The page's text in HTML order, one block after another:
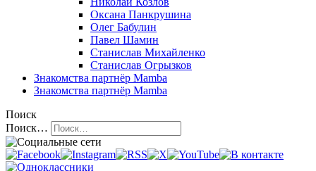
Оксана Панкрушина
Олег Бабулин
Павел Шамин
Станислав Михайленко
Станислав Огрызков
Знакомства партнёр Mamba
Знакомства партнёр Mamba
Поиск
Поиск…